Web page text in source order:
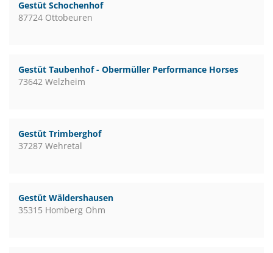
Gestüt Schochenhof
87724 Ottobeuren
Gestüt Taubenhof - Obermüller Performance Horses
73642 Welzheim
Gestüt Trimberghof
37287 Wehretal
Gestüt Wäldershausen
35315 Homberg Ohm